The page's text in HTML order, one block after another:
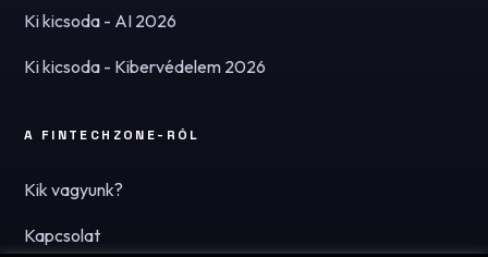
Ki kicsoda - AI 2026
Ki kicsoda - Kibervédelem 2026
A FINTECHZONE-RÓL
Kik vagyunk?
Kapcsolat